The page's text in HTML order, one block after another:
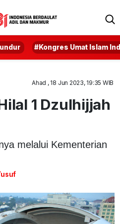
#Kongres Umat Islam
Ahad , 18 Jun 2023, 19:35 WIB
1 Dzulhijjah
melalui Kementerian